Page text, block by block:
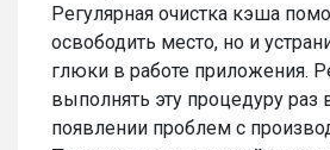
Регулярная очистка кэша
освободить место, но и
глюки в работе приложения.
выполнять эту процедуру раз
появлении проблем с